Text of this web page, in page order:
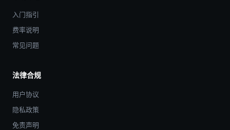
入门指引
费率说明
常见问题
法律合规
用户协议
隐私政策
免责声明